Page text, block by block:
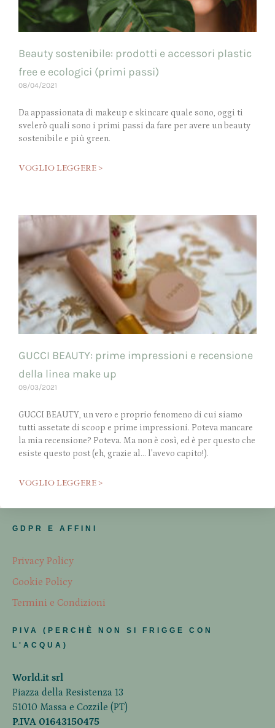
Beauty sostenibile: prodotti e accessori plastic
free e ecologici (primi passi)
08/04/2021
Da appassionata di makeup e skincare quale sono, oggi ti
svelerò quali sono i primi passi da fare per avere un beauty
sostenibile e più green.
VOGLIO LEGGERE >
GUCCI BEAUTY: prime impressioni e recensione
della linea make up
09/03/2021
GUCCI BEAUTY, un vero e proprio fenomeno di cui siamo
tutti assetate di scoop e prime impressioni. Poteva mancare
la mia recensione? Poteva. Ma non è così, ed è per questo che
esiste questo post (eh, grazie al… l’avevo capito!).
VOGLIO LEGGERE >
GDPR E AFFINI
Privacy Policy
Cookie Policy
Termini e Condizioni
PIVA (PERCHÈ NON SI FRIGGE CON
L'ACQUA)
World.it srl
Piazza della Resistenza 13
51010 Massa e Cozzile (PT)
P.IVA 01643150475